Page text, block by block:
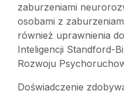
zaburzeniami
osobami z
również uprawnienia
Inteligencji Standford-
Rozwoju
Doświadczenie